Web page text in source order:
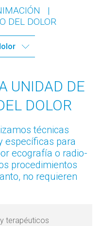
|
DEL DOLOR
UNIDAD DE
DOLOR
técnicas
específicas para
ecografía o radio-
procedimientos
no requieren
terapéuticos